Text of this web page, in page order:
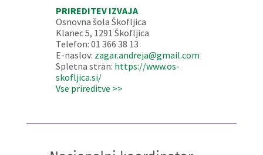
PRIREDITEV IZVAJA
Osnovna šola Škofljica
Klanec 5, 1291 Škofljica
Telefon: 01 366 38 13
E-naslov: zagar.andreja@gmail.com
Spletna stran: https://www.os-
skofljica.si/
Vse prireditve >>